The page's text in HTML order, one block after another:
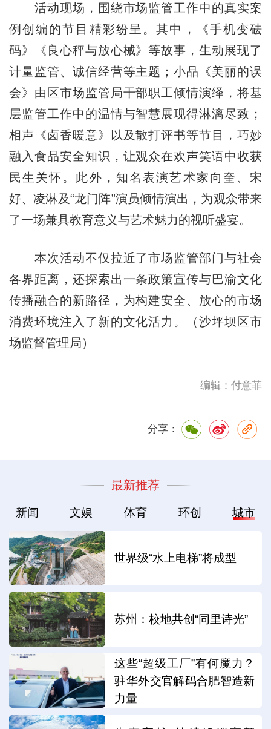
活动现场，围绕市场监管工作中的真实案
例创编的节目精彩纷呈。其中，《手机变砝
码》《良心秤与放心械》等故事，生动展现了
计量监管、诚信经营等主题；小品《美丽的误
会》由区市场监管局干部职工倾情演绎，将基
层监管工作中的温情与智慧展现得淋漓尽致；
相声《卤香暖意》以及散打评书等节目，巧妙
融入食品安全知识，让观众在欢声笑语中收获
民生关怀。此外，知名表演艺术家向奎、宋
好、凌淋及“龙门阵”演员倾情演出，为观众带来
了一场兼具教育意义与艺术魅力的视听盛宴。
本次活动不仅拉近了市场监管部门与社会
各界距离，还探索出一条政策宣传与巴渝文化
传播融合的新路径，为构建安全、放心的市场
消费环境注入了新的文化活力。（沙坪坝区市
场监督管理局）
编辑：付意菲
分享：
最新推荐
新闻 文娱 体育 环创 城市
世界级“水上电梯”将成型
苏州：校地共创“同里诗光”
这些“超级工厂”有何魔力？
驻华外交官解码合肥智造新
力量